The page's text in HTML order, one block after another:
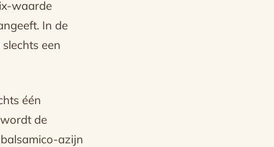
waarde
In de
een
één
de
azijn